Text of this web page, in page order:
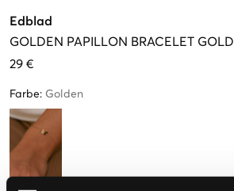
Edblad
GOLDEN PAPILLON BRACELET GOLD
29 €
Farbe: Golden